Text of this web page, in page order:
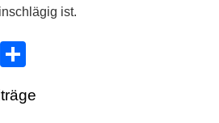
ist.
LinkedIn